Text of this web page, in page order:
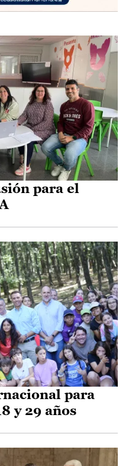
para el
para
y 29 años